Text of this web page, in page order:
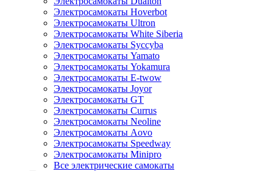
Электросамокаты Hoverbot
Электросамокаты Ultron
Электросамокаты White Siberia
Электросамокаты Syccyba
Электросамокаты Yamato
Электросамокаты Yokamura
Электросамокаты E-twow
Электросамокаты Joyor
Электросамокаты GT
Электросамокаты Currus
Электросамокаты Neoline
Электросамокаты Aovo
Электросамокаты Speedway
Электросамокаты Minipro
Все электрические самокаты